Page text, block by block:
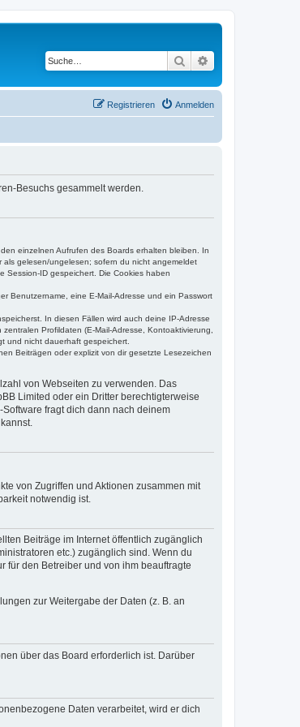
Suche
Anmelden
Registrieren
Besuchs gesammelt werden.
einzelnen Aufrufen des Boards erhalten bleiben. In
gelesen/ungelesen; sofern du nicht angemeldet
Session-ID gespeichert. Die Cookies haben
Benutzername, eine E-Mail-Adresse und ein Passwort
In diesen Fällen wird auch deine IP-Adresse
Profildaten (E-Mail-Adresse, Kontoaktivierung,
und nicht dauerhaft gespeichert.
Beiträgen oder explizit von dir gesetzte Lesezeichen
von Webseiten zu verwenden. Das
Limited oder ein Dritter berechtigterweise
fragt dich dann nach deinem
von Zugriffen und Aktionen zusammen mit
notwendig ist.
Beiträge im Internet öffentlich zugänglich
etc.) zugänglich sind. Wenn du
für den Betreiber und von ihm beauftragte
zur Weitergabe der Daten (z. B. an
über das Board erforderlich ist. Darüber
Daten verarbeitet, wird er dich